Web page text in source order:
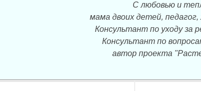
С любовью и
мама двоих детей,
Консультант по уходу за
Консультант по
автор проекта